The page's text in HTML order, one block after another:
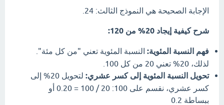
الإجابة الصحيحة هي النموذج الثالث: 24.
شرح كيفية إيجاد 20% من 120:
فهم النسبة المئوية: النسبة المئوية تعني "من كل مئة".
لذلك، 20% تعني 20 من كل 100.
تحويل النسبة المئوية إلى كسر عشري:
لتحويل 20% إلى
كسر عشري، نقسم على 100: 20 / 100 = 0.20 أو
ببساطة 0.2